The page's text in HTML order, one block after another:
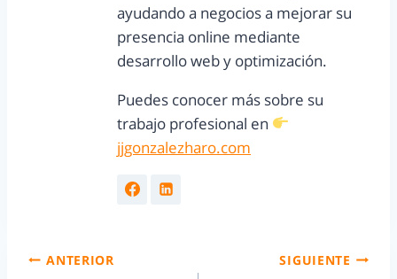
ayudando a negocios a mejorar su
presencia online mediante
desarrollo web y optimización.
Puedes conocer más sobre su
trabajo profesional en
jjgonzalezharo.com
ANTERIOR SIGUIENTE